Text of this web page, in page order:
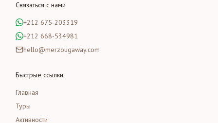
Связаться с нами
+212 675-203319
+212 668-534981
hello@merzougaway.com
Быстрые ссылки
Главная
Туры
Активности